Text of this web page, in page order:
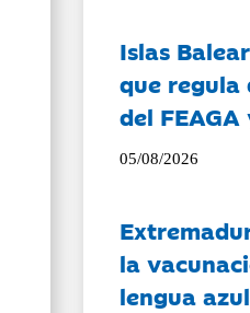
Islas
que regula
del FEAGA
05/08/2026
la
lengua